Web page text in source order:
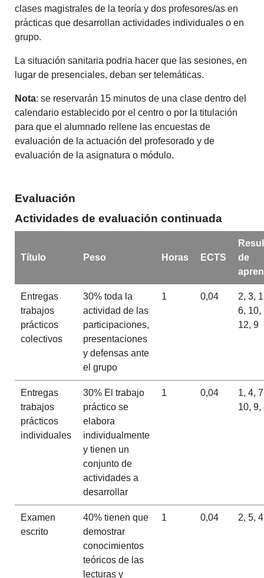
clases magistrales de la teoría y dos profesores/as en
prácticas que desarrollan actividades individuales o en
grupo.
La situación sanitaria podria hacer que las sesiones, en
lugar de presenciales, deban ser telemáticas.
Nota: se reservarán 15 minutos de una clase dentro del
calendario establecido por el centro o por la titulación
para que el alumnado rellene las encuestas de
evaluación de la actuación del profesorado y de
evaluación de la asignatura o módulo.
Evaluación
Actividades de evaluación continuada
Título Peso Horas ECTS
de
Entregas
trabajos
prácticos
colectivos
30% toda la
actividad de las
participaciones,
presentaciones
y defensas ante
el grupo
1 0,04
2, 3,
6, 10,
12, 9
Entregas
trabajos
prácticos
individuales
30% El trabajo
práctico se
elabora
individualmente
y tienen un
conjunto de
actividades a
desarrollar
1 0,04
1, 4,
10, 9,
Examen
escrito
40% tienen que
demostrar
conocimientos
teóricos de las
lecturas y
1 0,04 2, 5,